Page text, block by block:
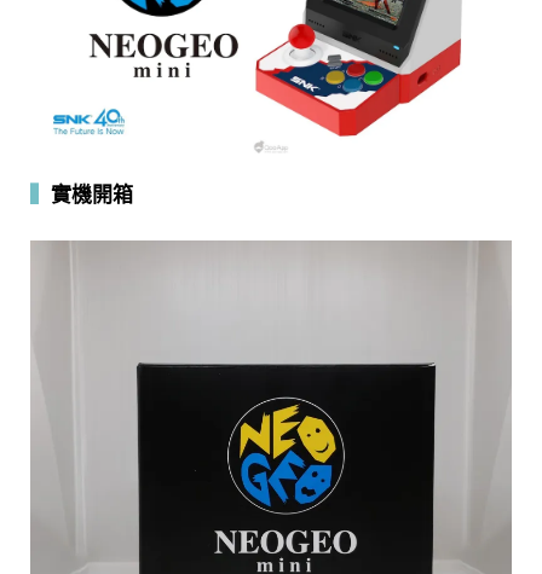
實機開箱